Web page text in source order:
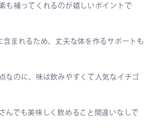
も補ってくれるのが嬉しいポイントで
含まれるため、丈夫な体を作るサポートも
なのに、味は飲みやすくて人気なイチゴ
んでも美味しく飲めること間違いなしで